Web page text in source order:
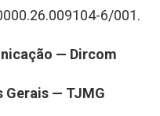
6/001.
— Dircom
Gerais — TJMG